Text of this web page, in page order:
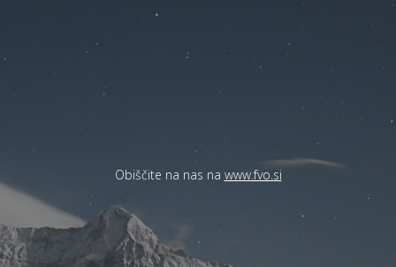
Obiščite na nas na www.fvo.si